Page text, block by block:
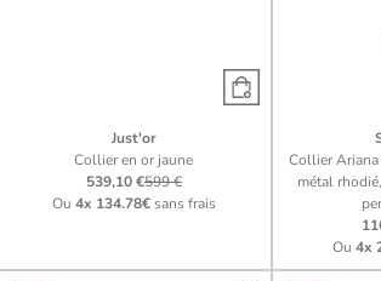
Just'or
Collier en or jaune
539,10 €599 €
Ou 4x 134.78€sans frais
Collier Ariana
métal
Ou 4x